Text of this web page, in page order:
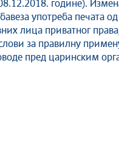
године).
употреба печата од
лица приватног
за правилну
пред царинским